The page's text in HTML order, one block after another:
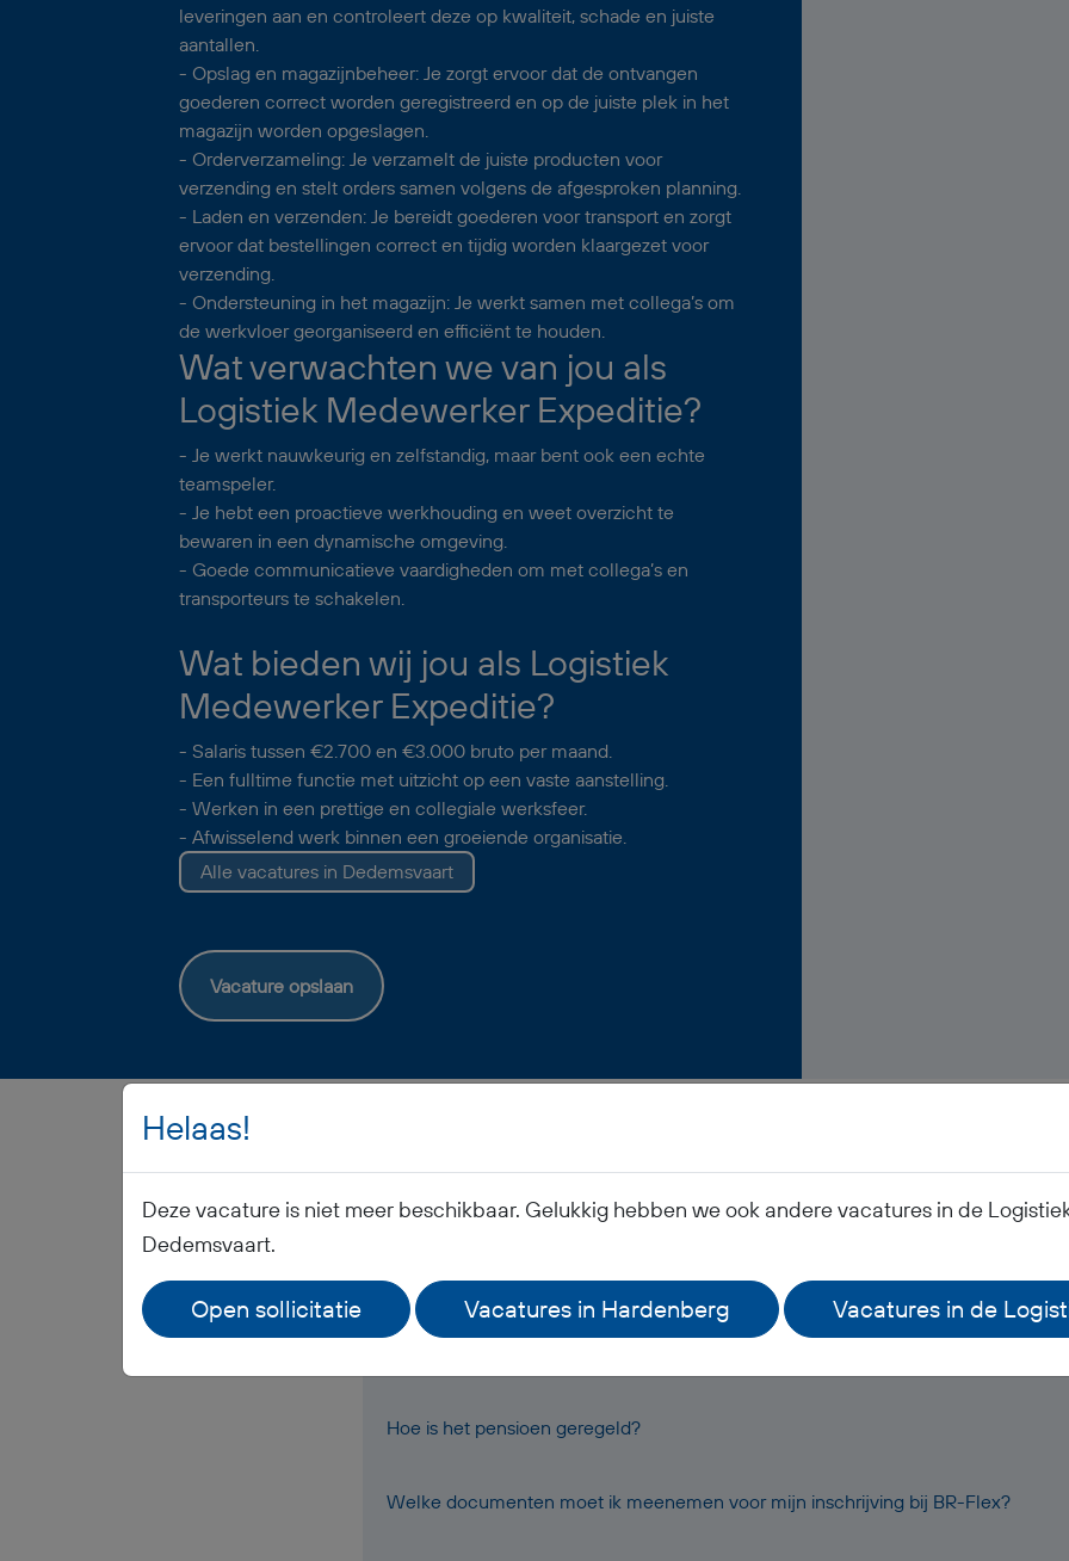
leveringen aan en controleert deze op kwaliteit, schade en juiste
aantallen.
- Opslag en magazijnbeheer: Je zorgt ervoor dat de ontvangen
goederen correct worden geregistreerd en op de juiste plek in het
magazijn worden opgeslagen.
- Orderverzameling: Je verzamelt de juiste producten voor
verzending en stelt orders samen volgens de afgesproken planning.
- Laden en verzenden: Je bereidt goederen voor transport en zorgt
ervoor dat bestellingen correct en tijdig worden klaargezet voor
verzending.
- Ondersteuning in het magazijn: Je werkt samen met collega’s om
de werkvloer georganiseerd en efficiënt te houden.
Wat verwachten we van jou als
Logistiek Medewerker Expeditie?
- Je werkt nauwkeurig en zelfstandig, maar bent ook een echte
teamspeler.
- Je hebt een proactieve werkhouding en weet overzicht te
bewaren in een dynamische omgeving.
- Goede communicatieve vaardigheden om met collega’s en
transporteurs te schakelen.
Wat bieden wij jou als Logistiek
Medewerker Expeditie?
- Salaris tussen €2.700 en €3.000 bruto per maand.
- Een fulltime functie met uitzicht op een vaste aanstelling.
- Werken in een prettige en collegiale werksfeer.
- Afwisselend werk binnen een groeiende organisatie.
Alle vacatures in Dedemsvaart
Vacature opslaan
Veelgestelde vragen
Wanneer ontvang ik mijn salaris?
Hoe is het pensioen geregeld?
Welke documenten moet ik meenemen voor mijn inschrijving bij BR-Flex?
Helaas!
Deze vacature is niet meer beschikbaar. Gelukkig hebben we ook andere vacatures in de
Dedemsvaart.
Open sollicitatie Vacatures in Hardenberg Vacatures in de